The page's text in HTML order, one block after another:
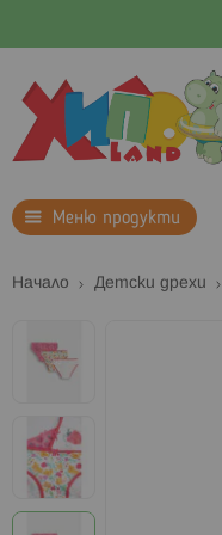
Меню продукти
Начало Детски дрехи
към
галерията
на
изображенията